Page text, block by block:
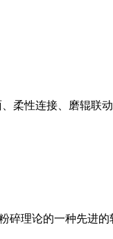
柔性连接、磨辊联
理论的一种先进